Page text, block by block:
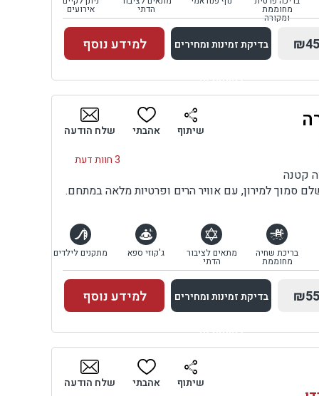
מחוממת
ומקורה
הדתי אירועים
בדיקת זמינות ומחירים
למתחם זה
בדיקת זמינות ומחירים
למידע נוסף
3 חוות דעת
קטנה
סמוך למירון, עם אוויר הרים ופרטיות מלאה במתחם.
שיתוף אהבתי שלח הודעה
בריכת שחיה
מחוממת
מתאים לציבור
הדתי
ג'קוזי ספא מתקנים לילדים
בדיקת זמינות ומחירים
למתחם זה
בדיקת זמינות ומחירים
למידע נוסף
שיתוף אהבתי שלח הודעה